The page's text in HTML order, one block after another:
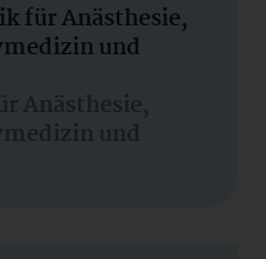
für Anästhesie,
und
Anästhesie,
und